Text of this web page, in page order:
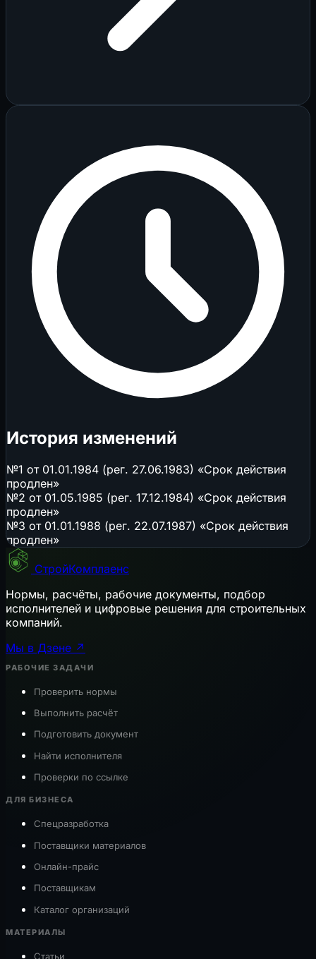
История изменений
№1 от 01.01.1984 (рег. 27.06.1983) «Срок действия
продлен»
№2 от 01.05.1985 (рег. 17.12.1984) «Срок действия
продлен»
№3 от 01.01.1988 (рег. 22.07.1987) «Срок действия
продлен»
СтройКомплаенс
Нормы, расчёты, рабочие документы, подбор
исполнителей и цифровые решения для строительных
компаний.
Мы в Дзене ↗
РАБОЧИЕ ЗАДАЧИ
Проверить нормы
Выполнить расчёт
Подготовить документ
Найти исполнителя
Проверки по ссылке
ДЛЯ БИЗНЕСА
Спецразработка
Поставщики материалов
Онлайн-прайс
Поставщикам
Каталог организаций
МАТЕРИАЛЫ
Статьи